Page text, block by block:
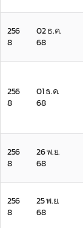
256
8
02 ธ.ค.
68
256
8
01 ธ.ค.
68
256
8
26 พ.ย.
68
256
8
25 พ.ย.
68